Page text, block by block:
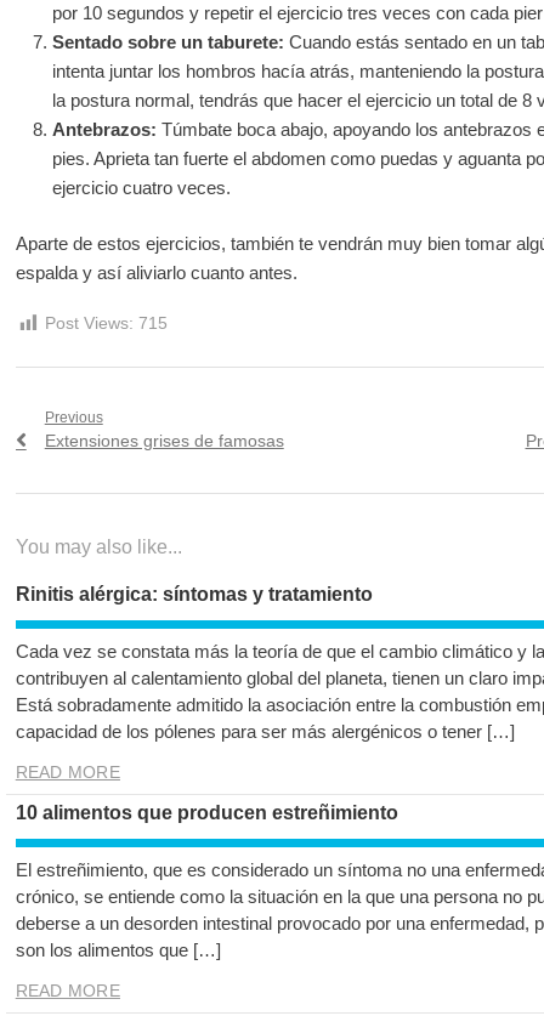
por 10 segundos y repetir el ejercicio tres veces con cada
Sentado sobre un taburete: Cuando estás sentado en un
intenta juntar los hombros hacía atrás, manteniendo la
la postura normal, tendrás que hacer el ejercicio un total de 8
Antebrazos: Túmbate boca abajo, apoyando los antebrazos
pies. Aprieta tan fuerte el abdomen como puedas y aguanta
ejercicio cuatro veces.
Aparte de estos ejercicios, también te vendrán muy bien tomar
espalda y así aliviarlo cuanto antes.
Post Views: 715
Navegación
Previous
Previous
Extensiones grises de famosas
You may also like...
Rinitis alérgica: síntomas y tratamiento
Cada vez se constata más la teoría de que el cambio climático y
contribuyen al calentamiento global del planeta, tienen un claro
Está sobradamente admitido la asociación entre la combustión
capacidad de los pólenes para ser más alergénicos o tener […]
READ MORE
10 alimentos que producen estreñimiento
El estreñimiento, que es considerado un síntoma no una
crónico, se entiende como la situación en la que una persona no
deberse a un desorden intestinal provocado por una enfermedad,
son los alimentos que […]
READ MORE